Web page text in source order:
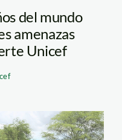
del mundo
amenazas
Unicef